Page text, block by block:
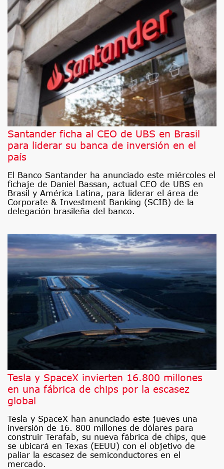
Santander ficha al CEO de UBS en Brasil
para liderar su banca de inversión en el
país
El Banco Santander ha anunciado este miércoles el
fichaje de Daniel Bassan, actual CEO de UBS en
Brasil y América Latina, para liderar el área de
Corporate & Investment Banking (SCIB) de la
delegación brasileña del banco.
Tesla y SpaceX invierten 16.800 millones
en una fábrica de chips por la escasez
global
Tesla y SpaceX han anunciado este jueves una
inversión de 16. 800 millones de dólares para
construir Terafab, su nueva fábrica de chips, que
se ubicará en Texas (EEUU) con el objetivo de
paliar la escasez de semiconductores en el
mercado.